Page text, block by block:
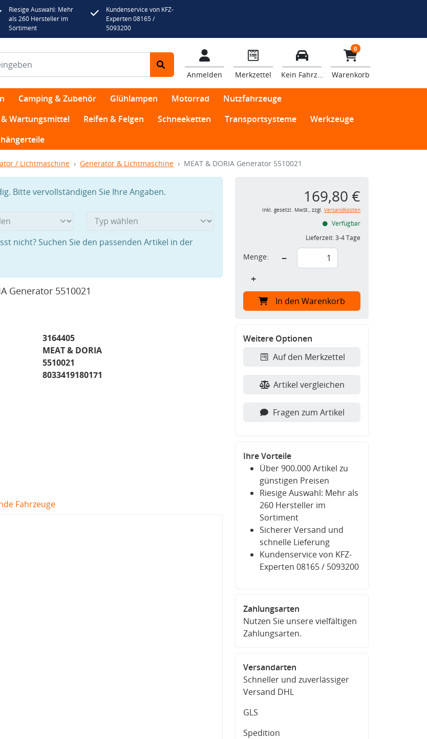
Riesige Auswahl: Mehr
als 260 Hersteller im
Sortiment
Kundenservice von KFZ-
Experten 08165 /
5093200
Anmelden Merkzettel Kein Fahrzeug
0
Warenkorb
Camping & Zubehör Glühlampen Motorrad
Nutzfahrzeuge
Wartungsmittel Reifen & Felgen Schneeketten Transportsysteme
Werkzeuge
/ Lichtmaschine Generator & Lichtmaschine MEAT & DORIA Generator 5510021
Bitte vervollständigen Sie Ihre Angaben.
nicht? Suchen Sie den passenden Artikel in der
Generator 5510021
3164405
MEAT & DORIA
5510021
8033419180171
Fahrzeuge
169,80 €
inkl. gesetzl. MwSt., zzgl. Versandkosten
Verfügbar
Lieferzeit:3-4 Tage
Menge:
−
+
In den Warenkorb
Weitere Optionen
Auf den Merkzettel
Artikel vergleichen
Fragen zum Artikel
Ihre Vorteile
Über 900.000 Artikel zu
günstigen Preisen
Riesige Auswahl: Mehr als
260 Hersteller im
Sortiment
Sicherer Versand und
schnelle Lieferung
Kundenservice von KFZ-
Experten 08165 / 5093200
Zahlungsarten
Nutzen Sie unsere vielfältigen
Zahlungsarten.
Versandarten
Schneller und zuverlässiger
Versand DHL
GLS
Spedition